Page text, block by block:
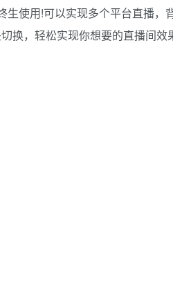
使用!可以实现多个平台直播，
换，轻松实现你想要的直播间效